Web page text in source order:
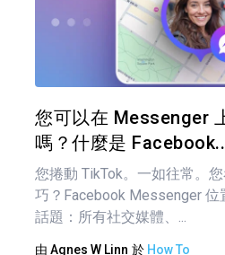
您可以在 Messenger
嗎？什麼是
您捲動 TikTok。一如往常。
巧？Facebook Messenger 位
話題：所有社交媒體、...
由 Agnes W Linn 於 How To